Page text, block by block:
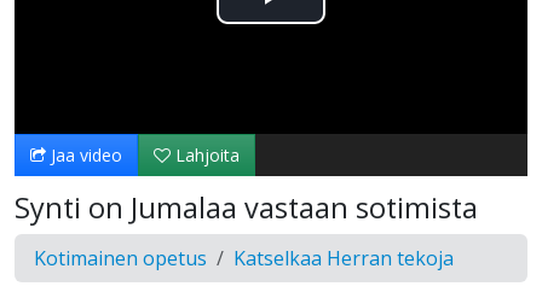
Toista
Jaa video Lahjoita
Synti on Jumalaa vastaan sotimista
Kotimainen opetus Katselkaa Herran tekoja